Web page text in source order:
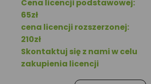
Cena licencji podstawowej:
65zł
cena licencji rozszerzonej:
210zł
Skontaktuj się z nami w celu
zakupienia licencji